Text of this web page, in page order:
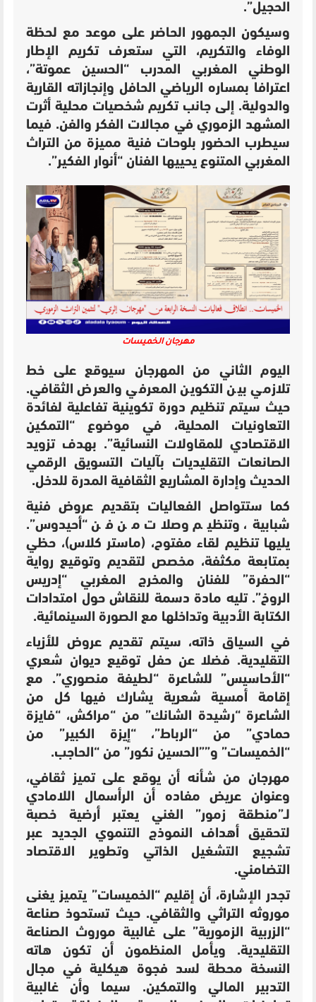
الحجيل”.
وسيكون الجمهور الحاضر على موعد مع لحظة
الوفاء والتكريم، التي ستعرف تكريم الإطار
الوطني المغربي المدرب “الحسين عموتة”،
اعترافا بمساره الرياضي الحافل وإنجازاته القارية
والدولية. إلى جانب تكريم شخصيات محلية أثرت
المشهد الزموري في مجالات الفكر والفن. فيما
سيطرب الحضور بلوحات فنية مميزة من التراث
المغربي المتنوع يحييها الفنان “أنوار الفكير”.
مهرجان الخميسات
اليوم الثاني من المهرجان سيوقع على خط
تلازمي بين التكوين المعرفي والعرض الثقافي.
حيث سيتم تنظيم دورة تكوينية تفاعلية لفائدة
التعاونيات المحلية، في موضوع “التمكين
الاقتصادي للمقاولات النسائية”. بهدف تزويد
الصانعات التقليديات بآليات التسويق الرقمي
الحديث وإدارة المشاريع الثقافية المدرة للدخل.
كما ستتواصل الفعاليات بتقديم عروض فنية
شبابية، وتنظيم وصلات من فن “أحيدوس”.
يليها تنظيم لقاء مفتوح، (ماستر كلاس)، حظي
بمتابعة مكثفة، مخصص لتقديم وتوقيع رواية
“الحفرة” للفنان والمخرج المغربي “إدريس
الروخ”. تليه مادة دسمة للنقاش حول امتدادات
الكتابة الأدبية وتداخلها مع الصورة السينمائية.
في السياق ذاته، سيتم تقديم عروض للأزياء
التقليدية. فضلا عن حفل توقيع ديوان شعري
“الأحاسيس” للشاعرة “لطيفة منصوري”. مع
إقامة أمسية شعرية يشارك فيها كل من
الشاعرة “رشيدة الشانك” من “مراكش، “فايزة
حمادي” من “الرباط”، “إيزة الكبير” من
“الخميسات” و””الحسين نكور” من “الحاجب.
مهرجان من شأنه أن يوقع على تميز ثقافي،
وعنوان عريض مفاده أن الرأسمال اللامادي
لـ”منطقة زمور” الغني يعتبر أرضية خصبة
لتحقيق أهداف النموذج التنموي الجديد عبر
تشجيع التشغيل الذاتي وتطوير الاقتصاد
التضامني.
تجدر الإشارة، أن إقليم “الخميسات” يتميز يغنى
موروثه التراثي والثقافي. حيث تستحوذ صناعة
“الزربية الزمورية” على غالبية موروث الصناعة
التقليدية. ويأمل المنظمون أن تكون هاته
النسخة محطة لسد فجوة هيكلية في مجال
التدبير المالي والتمكين. سيما وأن غالبية